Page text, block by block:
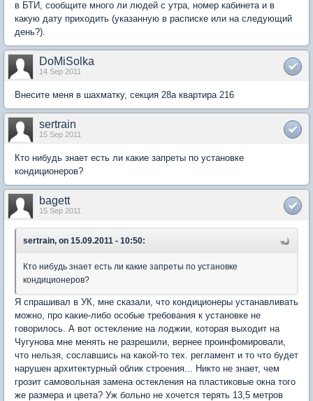
в БТИ, сообщите много ли людей с утра, номер кабинета и в
какую дату приходить (указанную в расписке или на следующий
день?).
DoMiSolka
14 Sep 2011
Внесите меня в шахматку, секция 28а квартира 216
sertrain
15 Sep 2011
Кто нибудь знает есть ли какие запреты по установке
кондиционеров?
bagett
15 Sep 2011
sertrain, on 15.09.2011 - 10:50:
Кто нибудь знает есть ли какие запреты по установке
кондиционеров?
Я спрашивал в УК, мне сказали, что кондиционеры устанавливать
можно, про какие-либо особые требования к установке не
говорилось. А вот остекление на лоджии, которая выходит на
Чугунова мне менять не разрешили, вернее проинфомировали,
что нельзя, сославшись на какой-то тех. регламент и то что будет
нарушен архитектурный облик строения... Никто не знает, чем
грозит самовольная замена остекления на пластиковые окна того
же размера и цвета? Уж больно не хочется терять 13,5 метров